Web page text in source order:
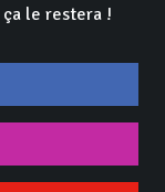
le restera !